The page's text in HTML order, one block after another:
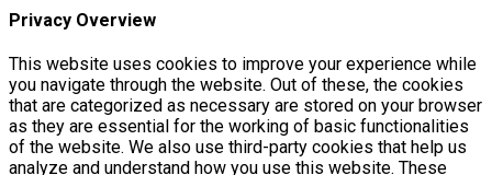
Privacy Overview
This website uses cookies to improve your experience while
you navigate through the website. Out of these, the cookies
that are categorized as necessary are stored on your browser
as they are essential for the working of basic functionalities
of the website. We also use third-party cookies that help us
analyze and understand how you use this website. These